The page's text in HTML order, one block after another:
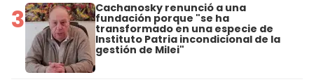
3 Cachanosky renunció a una
fundación porque "se ha
transformado en una especie de
Instituto Patria incondicional de la
gestión de Milei"